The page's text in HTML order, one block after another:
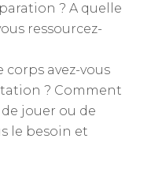
? A quelle
ressourcez-
corps avez-vous
? Comment
jouer ou de
le besoin et